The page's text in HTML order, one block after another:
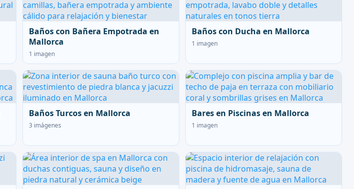
Baños con Bañera Empotrada en
Mallorca
1 imagen
Baños con Ducha en Mallorca
1 imagen
Baños Turcos en Mallorca
3 imágenes
Bares en Piscinas en Mallorca
1 imagen